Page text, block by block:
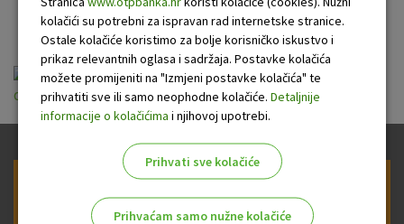
fizičkim osobama
opci_uvjeti_poslovanja_s_fizickim_osobama_.pdf
kolačići su potrebni za ispravan rad internetske stranice.
Ostale kolačiće koristimo za bolje korisničko iskustvo i
prikaz relevantnih oglasa i sadržaja. Postavke kolačića
možete promijeniti na "Izmjeni postavke kolačića" te
prihvatiti sve ili samo neophodne kolačiće. Detaljnije
informacije o kolačićima i njihovoj upotrebi.
Prihvati sve kolačiće
Prihvaćam samo nužne kolačiće